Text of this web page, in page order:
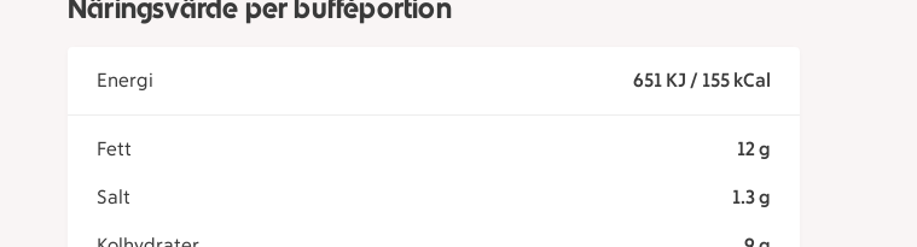
Näringsvärde per bufféportion
Energi 651 KJ / 155 kCal
Fett 12 g
Salt 1.3 g